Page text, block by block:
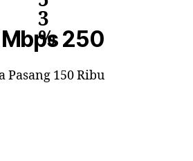
3
% 250
Pasang 150 Ribu